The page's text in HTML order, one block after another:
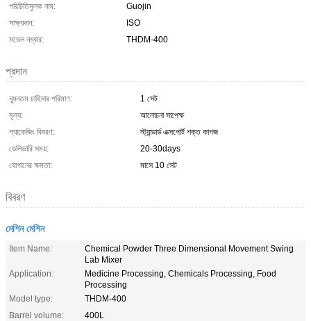
পরিচিতিমুলক নাম:
Guojin
সাক্ষ্যদান:
ISO
মডেল নম্বার:
THDM-400
প্রদান
ন্যূনতম চাহিদার পরিমাণ:
1 সেট
মূল্য:
আলোচনা সাপেক্ষ
প্যাকেজিং বিবরণ:
স্ট্যান্ডার্ড এক্সপোর্ট শক্ত কাগজ
ডেলিভারি সময়:
20-30days
যোগানের ক্ষমতা:
মাসে 10 সেট
বিবরণ
মেশিন মেশিন
Item Name:
Chemical Powder Three Dimensional Movement Swing
Lab Mixer
Application:
Medicine Processing, Chemicals Processing, Food
Processing
Model type:
THDM-400
Barrel volume:
400L